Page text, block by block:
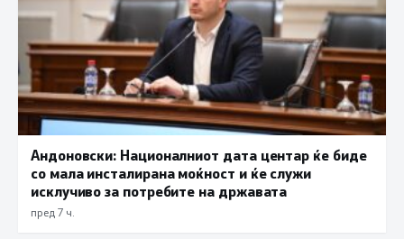
Андоновски: Националниот дата центар ќе биде
со мала инсталирана моќност и ќе служи
исклучиво за потребите на државата
пред 7 ч.